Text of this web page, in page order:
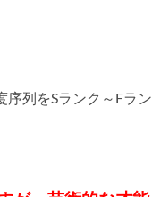
列をSランク～Fラ